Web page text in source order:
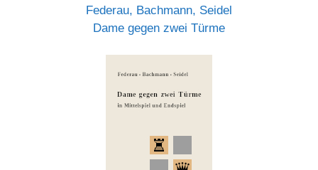
Federau, Bachmann, Seidel
Dame gegen zwei Türme